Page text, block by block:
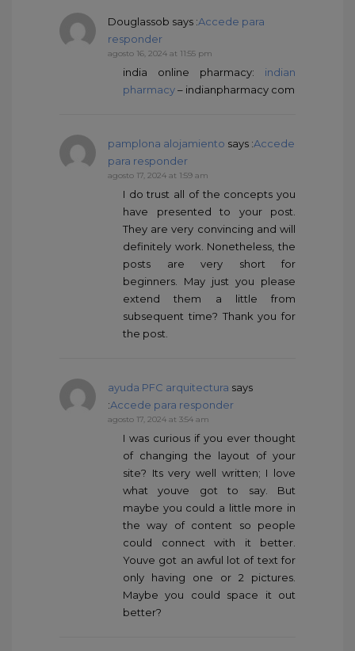
Douglassob says :Accede para
responder
agosto 16, 2024 at 11:55 pm
india online pharmacy: indian
pharmacy– indianpharmacy com
pamplona alojamiento says :Accede
para responder
agosto 17, 2024 at 1:59 am
I do trust all of the concepts you
have presented to your post.
They are very convincing and will
definitely work. Nonetheless, the
posts are very short for
beginners. May just you please
extend them a little from
subsequent time? Thank you for
the post.
ayuda PFC arquitectura says
:Accede para responder
agosto 17, 2024 at 3:54 am
I was curious if you ever thought
of changing the layout of your
site? Its very well written; I love
what youve got to say. But
maybe you could a little more in
the way of content so people
could connect with it better.
Youve got an awful lot of text for
only having one or 2 pictures.
Maybe you could space it out
better?